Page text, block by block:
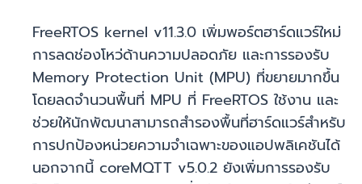
FreeRTOS kernel v11.3.0 เพิ่มพอร์ตฮาร์ดแวร์ใหม่
การลดช่องโหว่ด้านความปลอดภัย และการรองรับ
Memory Protection Unit (MPU) ที่ขยายมากขึ้น
โดยลดจำนวนพื้นที่ MPU ที่ FreeRTOS ใช้งาน และ
ช่วยให้นักพัฒนาสามารถสำรองพื้นที่ฮาร์ดแวร์สำหรับ
การปกป้องหน่วยความจำเฉพาะของแอปพลิเคชันได้
นอกจากนี้ coreMQTT v5.0.2 ยังเพิ่มการรองรับ